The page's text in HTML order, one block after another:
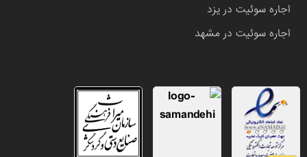
اجاره سوئیت در یزد
اجاره سوئیت در مشهد